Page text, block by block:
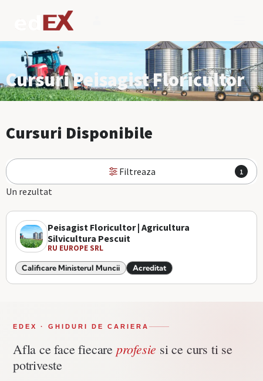
Cursuri Peisagist Floricultor
Cursuri Disponibile
Filtreaza 1
Un rezultat
Peisagist Floricultor | Agricultura
Silvicultura Pescuit
RU EUROPE SRL
Calificare Ministerul Muncii Acreditat
EDEX · GHIDURI DE CARIERA
Afla ce face fiecare profesie si ce curs ti se
potriveste